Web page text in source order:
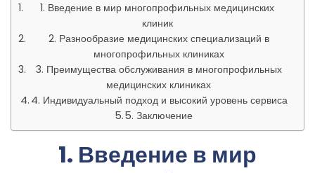
1. Введение в мир многопрофильных медицинских
клиник
2. Разнообразие медицинских специализаций в
многопрофильных клиниках
3. Преимущества обслуживания в многопрофильных
медицинских клиниках
4. Индивидуальный подход и высокий уровень сервиса
5. Заключение
1. Введение в мир